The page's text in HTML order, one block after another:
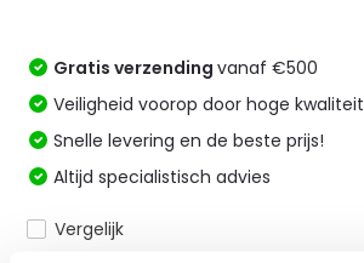
Gratis verzendingvanaf €500
Veiligheid voorop door hoge kwaliteit
Snelle levering en de beste prijs!
Altijd specialistisch advies
Vergelijk